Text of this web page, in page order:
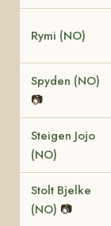
Rymi (NO)
Spyden (NO)
📷
Steigen Jojo
(NO)
Stolt Bjelke
(NO) 📷